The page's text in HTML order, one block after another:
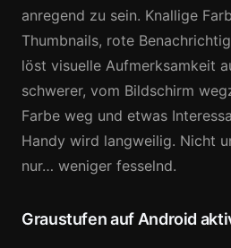
anregend zu sein. Knallige
Thumbnails, rote
löst visuelle Aufmerksamkeit
schwerer, vom Bildschirm
Farbe weg und etwas
Handy wird langweilig. Nicht
nur… weniger fesselnd.
Graustufen auf Android